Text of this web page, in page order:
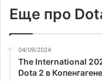
Еще про
04/09/2024
The International
Dota 2 в Копенгагене